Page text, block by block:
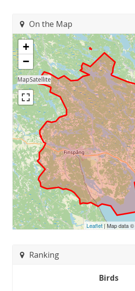
On the Map
+
−
Leaflet | Map data ©
Ranking
Birds